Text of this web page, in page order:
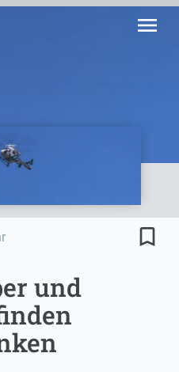
menu
bookmark_border
und